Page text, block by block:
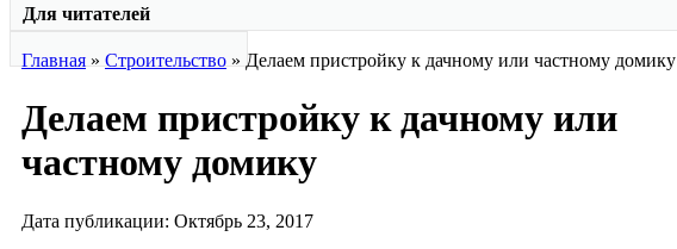
Для читателей
Главная » Строительство » Делаем пристройку к дачному или частному домику
Делаем пристройку к дачному или
частному домику
Дата публикации: Октябрь 23, 2017